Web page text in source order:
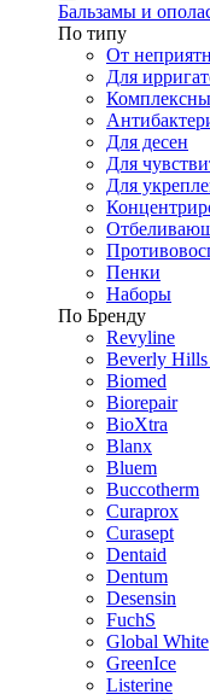
Бальзамы и
По типу
От
Для
Для десен
Для
Для
Пенки
Наборы
По Бренду
Revyline
Beverly Hills
Biomed
Biorepair
BioXtra
Blanx
Bluem
Buccotherm
Curaprox
Curasept
Dentaid
Dentum
Desensin
FuchS
Global White
GreenIce
Listerine